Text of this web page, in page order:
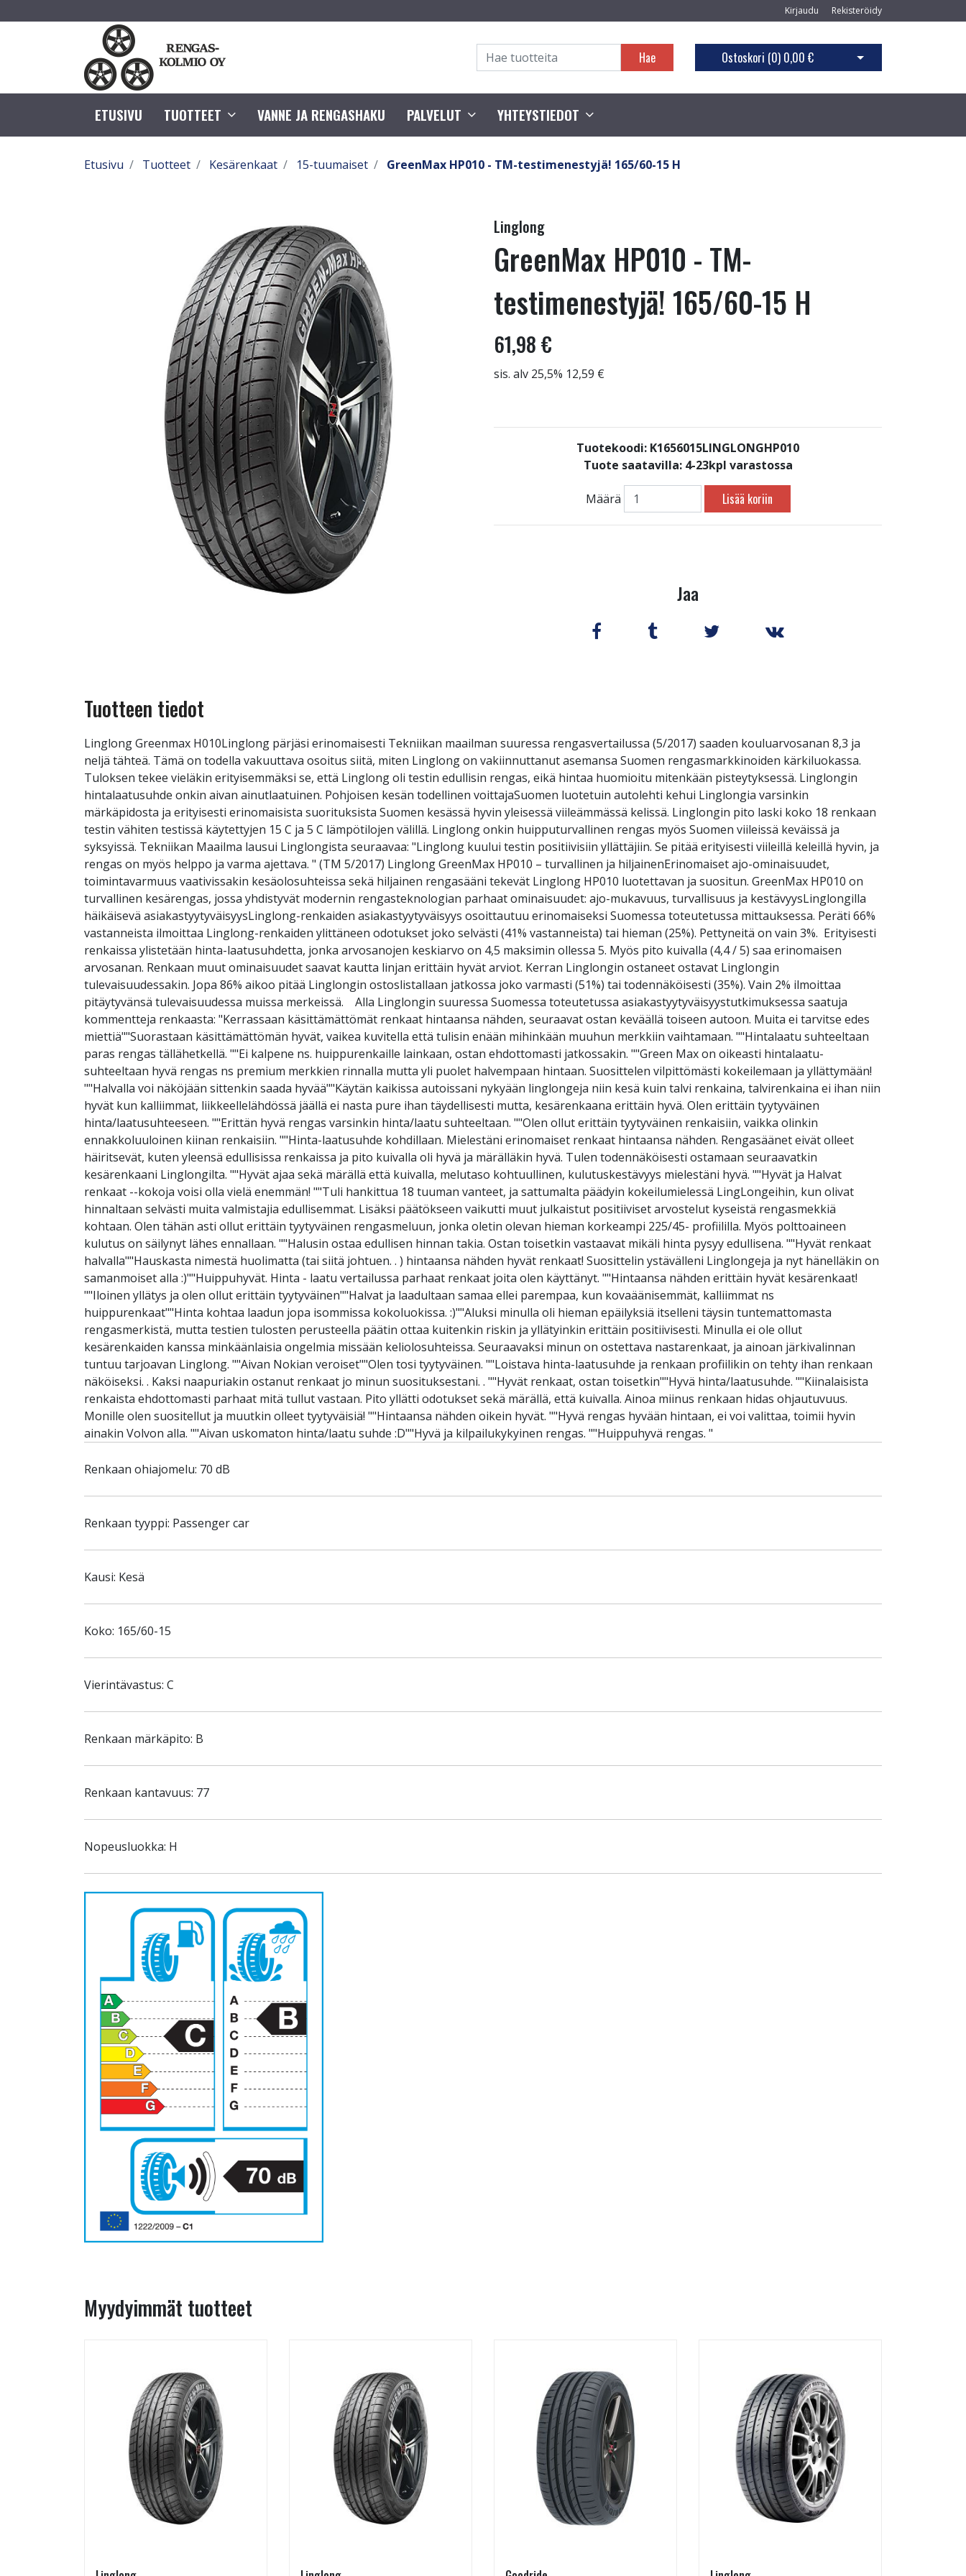
Kirjaudu Rekisteröidy
Hae Ostoskori (0) 0,00 € Avaa ostoskori
ETUSIVU TUOTTEET VANNE JA RENGASHAKU PALVELUT YHTEYSTIEDOT
Etusivu Tuotteet Kesärenkaat 15-tuumaiset GreenMax HP010 - TM-testimenestyjä! 165/60-15 H
Linglong
GreenMax HP010 - TM-
testimenestyjä! 165/60-15 H
61,98 €
sis. alv 25,5% 12,59 €
Tuotekoodi: K1656015LINGLONGHP010
Tuote saatavilla: 4-23kpl varastossa
Määrä Lisää koriin
Jaa
Tuotteen tiedot
Linglong Greenmax H010Linglong pärjäsi erinomaisesti Tekniikan maailman suuressa rengasvertailussa (5/2017) saaden kouluarvosanan 8,3 ja
neljä tähteä. Tämä on todella vakuuttava osoitus siitä, miten Linglong on vakiinnuttanut asemansa Suomen rengasmarkkinoiden kärkiluokassa.
Tuloksen tekee vieläkin erityisemmäksi se, että Linglong oli testin edullisin rengas, eikä hintaa huomioitu mitenkään pisteytyksessä. Linglongin
hintalaatusuhde onkin aivan ainutlaatuinen. Pohjoisen kesän todellinen voittajaSuomen luotetuin autolehti kehui Linglongia varsinkin
märkäpidosta ja erityisesti erinomaisista suorituksista Suomen kesässä hyvin yleisessä viileämmässä kelissä. Linglongin pito laski koko 18 renkaan
testin vähiten testissä käytettyjen 15 C ja 5 C lämpötilojen välillä. Linglong onkin huipputurvallinen rengas myös Suomen viileissä keväissä ja
syksyissä. Tekniikan Maailma lausui Linglongista seuraavaa: "Linglong kuului testin positiivisiin yllättäjiin. Se pitää erityisesti viileillä keleillä hyvin, ja
rengas on myös helppo ja varma ajettava. " (TM 5/2017) Linglong GreenMax HP010 – turvallinen ja hiljainenErinomaiset ajo-ominaisuudet,
toimintavarmuus vaativissakin kesäolosuhteissa sekä hiljainen rengasääni tekevät Linglong HP010 luotettavan ja suositun. GreenMax HP010 on
turvallinen kesärengas, jossa yhdistyvät modernin rengasteknologian parhaat ominaisuudet: ajo-mukavuus, turvallisuus ja kestävyysLinglongilla
häikäisevä asiakastyytyväisyysLinglong-renkaiden asiakastyytyväisyys osoittautuu erinomaiseksi Suomessa toteutetussa mittauksessa. Peräti 66%
vastanneista ilmoittaa Linglong-renkaiden ylittäneen odotukset joko selvästi (41% vastanneista) tai hieman (25%). Pettyneitä on vain 3%. Erityisesti
renkaissa ylistetään hinta-laatusuhdetta, jonka arvosanojen keskiarvo on 4,5 maksimin ollessa 5. Myös pito kuivalla (4,4 / 5) saa erinomaisen
arvosanan. Renkaan muut ominaisuudet saavat kautta linjan erittäin hyvät arviot. Kerran Linglongin ostaneet ostavat Linglongin
tulevaisuudessakin. Jopa 86% aikoo pitää Linglongin ostoslistallaan jatkossa joko varmasti (51%) tai todennäköisesti (35%). Vain 2% ilmoittaa
pitäytyvänsä tulevaisuudessa muissa merkeissä. Alla Linglongin suuressa Suomessa toteutetussa asiakastyytyväisyystutkimuksessa saatuja
kommentteja renkaasta: "Kerrassaan käsittämättömät renkaat hintaansa nähden, seuraavat ostan keväällä toiseen autoon. Muita ei tarvitse edes
miettiä""Suorastaan käsittämättömän hyvät, vaikea kuvitella että tulisin enään mihinkään muuhun merkkiin vaihtamaan. ""Hintalaatu suhteeltaan
paras rengas tällähetkellä. ""Ei kalpene ns. huippurenkaille lainkaan, ostan ehdottomasti jatkossakin. ""Green Max on oikeasti hintalaatu-
suhteeltaan hyvä rengas ns premium merkkien rinnalla mutta yli puolet halvempaan hintaan. Suosittelen vilpittömästi kokeilemaan ja yllättymään!
""Halvalla voi näköjään sittenkin saada hyvää""Käytän kaikissa autoissani nykyään linglongeja niin kesä kuin talvi renkaina, talvirenkaina ei ihan niin
hyvät kun kalliimmat, liikkeellelähdössä jäällä ei nasta pure ihan täydellisesti mutta, kesärenkaana erittäin hyvä. Olen erittäin tyytyväinen
hinta/laatusuhteeseen. ""Erittän hyvä rengas varsinkin hinta/laatu suhteeltaan. ""Olen ollut erittäin tyytyväinen renkaisiin, vaikka olinkin
ennakkoluuloinen kiinan renkaisiin. ""Hinta-laatusuhde kohdillaan. Mielestäni erinomaiset renkaat hintaansa nähden. Rengasäänet eivät olleet
häiritsevät, kuten yleensä edullisissa renkaissa ja pito kuivalla oli hyvä ja märälläkin hyvä. Tulen todennäköisesti ostamaan seuraavatkin
kesärenkaani Linglongilta. ""Hyvät ajaa sekä märällä että kuivalla, melutaso kohtuullinen, kulutuskestävyys mielestäni hyvä. ""Hyvät ja Halvat
renkaat --kokoja voisi olla vielä enemmän! ""Tuli hankittua 18 tuuman vanteet, ja sattumalta päädyin kokeilumielessä LingLongeihin, kun olivat
hinnaltaan selvästi muita valmistajia edullisemmat. Lisäksi päätökseen vaikutti muut julkaistut positiiviset arvostelut kyseistä rengasmekkiä
kohtaan. Olen tähän asti ollut erittäin tyytyväinen rengasmeluun, jonka oletin olevan hieman korkeampi 225/45- profiililla. Myös polttoaineen
kulutus on säilynyt lähes ennallaan. ""Halusin ostaa edullisen hinnan takia. Ostan toisetkin vastaavat mikäli hinta pysyy edullisena. ""Hyvät renkaat
halvalla""Hauskasta nimestä huolimatta (tai siitä johtuen. . ) hintaansa nähden hyvät renkaat! Suosittelin ystävälleni Linglongeja ja nyt hänelläkin on
samanmoiset alla :)""Huippuhyvät. Hinta - laatu vertailussa parhaat renkaat joita olen käyttänyt. ""Hintaansa nähden erittäin hyvät kesärenkaat!
""Iloinen yllätys ja olen ollut erittäin tyytyväinen""Halvat ja laadultaan samaa ellei parempaa, kun kovaäänisemmät, kalliimmat ns
huippurenkaat""Hinta kohtaa laadun jopa isommissa kokoluokissa. :)""Aluksi minulla oli hieman epäilyksiä itselleni täysin tuntemattomasta
rengasmerkistä, mutta testien tulosten perusteella päätin ottaa kuitenkin riskin ja yllätyinkin erittäin positiivisesti. Minulla ei ole ollut
kesärenkaiden kanssa minkäänlaisia ongelmia missään keliolosuhteissa. Seuraavaksi minun on ostettava nastarenkaat, ja ainoan järkivalinnan
tuntuu tarjoavan Linglong. ""Aivan Nokian veroiset""Olen tosi tyytyväinen. ""Loistava hinta-laatusuhde ja renkaan profiilikin on tehty ihan renkaan
näköiseksi. . Kaksi naapuriakin ostanut renkaat jo minun suosituksestani. . ""Hyvät renkaat, ostan toisetkin""Hyvä hinta/laatusuhde. ""Kiinalaisista
renkaista ehdottomasti parhaat mitä tullut vastaan. Pito yllätti odotukset sekä märällä, että kuivalla. Ainoa miinus renkaan hidas ohjautuvuus.
Monille olen suositellut ja muutkin olleet tyytyväisiä! ""Hintaansa nähden oikein hyvät. ""Hyvä rengas hyvään hintaan, ei voi valittaa, toimii hyvin
ainakin Volvon alla. ""Aivan uskomaton hinta/laatu suhde :D""Hyvä ja kilpailukykyinen rengas. ""Huippuhyvä rengas. "
Renkaan ohiajomelu: 70 dB
Renkaan tyyppi: Passenger car
Kausi: Kesä
Koko: 165/60-15
Vierintävastus: C
Renkaan märkäpito: B
Renkaan kantavuus: 77
Nopeusluokka: H
Myydyimmät tuotteet